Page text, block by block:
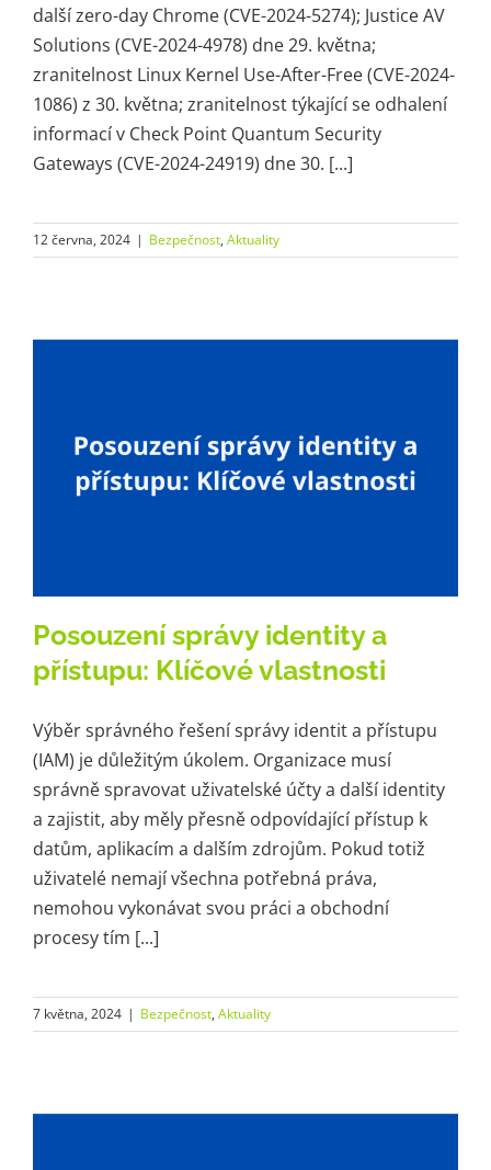
další zero-day Chrome (CVE-2024-5274); Justice AV
Solutions (CVE-2024-4978) dne 29. května;
zranitelnost Linux Kernel Use-After-Free (CVE-2024-
1086) z 30. května; zranitelnost týkající se odhalení
informací v Check Point Quantum Security
Gateways (CVE-2024-24919) dne 30. [...]
12 června, 2024 | Bezpečnost, Aktuality
Posouzení správy identity a
přístupu: Klíčové vlastnosti
Výběr správného řešení správy identit a přístupu
(IAM) je důležitým úkolem. Organizace musí
správně spravovat uživatelské účty a další identity
a zajistit, aby měly přesně odpovídající přístup k
datům, aplikacím a dalším zdrojům. Pokud totiž
uživatelé nemají všechna potřebná práva,
nemohou vykonávat svou práci a obchodní
procesy tím [...]
7 května, 2024 | Bezpečnost, Aktuality